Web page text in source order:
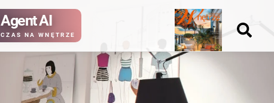
Agent AI
CZAS NA WNĘTRZE
Nowy
numer